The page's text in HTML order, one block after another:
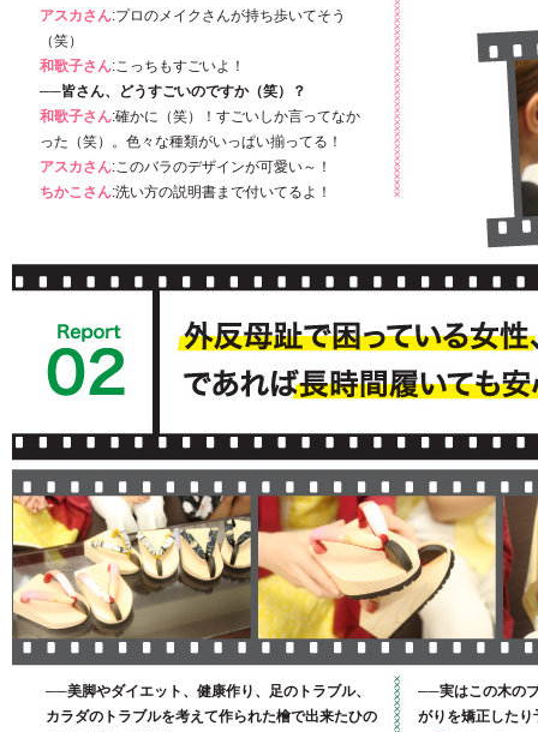
アスカさん:プロのメイクさんが持ち歩いてそう
（笑）
和歌子さん:こっちもすごいよ！
──皆さん、どうすごいのですか（笑）？
和歌子さん:確かに（笑）！すごいしか言ってなか
った（笑）。色々な種類がいっぱい揃ってる！
アスカさん:このバラのデザインが可愛い～！
ちかこさん:洗い方の説明書まで付いてるよ！
──美脚やダイエット、健康作り、足のトラブル、
カラダのトラブルを考えて作られた檜で出来たひの
──実はこの木の
がりを矯正した